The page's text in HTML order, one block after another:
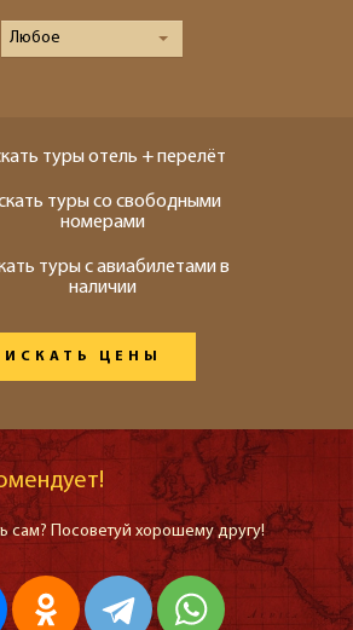
Любое
туры отель + перелёт
туры со свободными
номерами
туры с авиабилетами в
наличии
ИСКАТЬ ЦЕНЫ
сам? Посоветуй хорошему другу!